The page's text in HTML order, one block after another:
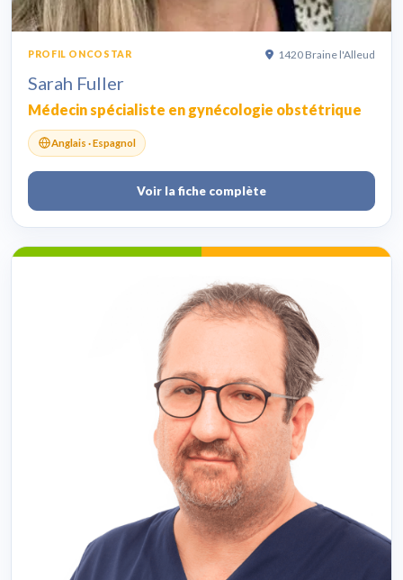
PROFIL ONCOSTAR 1420 Braine l'Alleud
Sarah Fuller
Médecin spécialiste en gynécologie obstétrique
Anglais · Espagnol
Voir la fiche complète